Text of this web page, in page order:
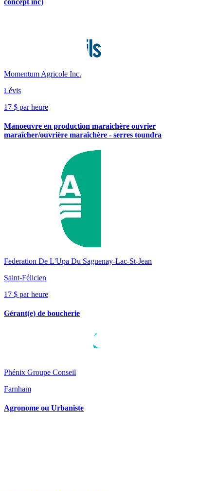
concept inc)
Momentum Agricole Inc.
Lévis
17 $ par heure
Manoeuvre en production maraichère ouvrier
maraîcher/ouvrière maraîchère - serres toundra
Federation De L'Upa Du Saguenay-Lac-St-Jean
Saint-Félicien
17 $ par heure
Gérant(e) de boucherie
Phénix Groupe Conseil
Farnham
Agronome ou Urbaniste